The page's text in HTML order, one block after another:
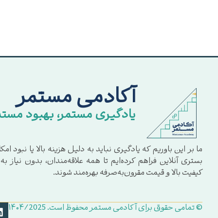
آکادمی مستمر
یادگیری مستمر، بهبود
ما بر این باوریم که یادگیری نباید به دلیل هزینه بالا یا
بستری آنلاین فراهم کرده‌ایم تا همه علاقه‌مندان، بدون
کیفیت بالا و قیمت مقرون‌به‌صرفه بهره‌مند شوند.
© تمامی حقوق برای آکادمی مستمر محفوظ است. ۱۴۰۴/2025